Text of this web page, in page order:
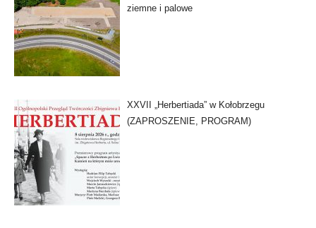
ziemne i palowe
XXVII „Herbertiada” w Kołobrzegu
(ZAPROSZENIE, PROGRAM)